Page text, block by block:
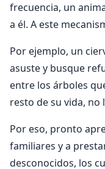
frecuencia, un
a él. A este
Por ejemplo, un
asuste y busque
entre los árboles
resto de su vida, no
Por eso, pronto
familiares y a
desconocidos, los